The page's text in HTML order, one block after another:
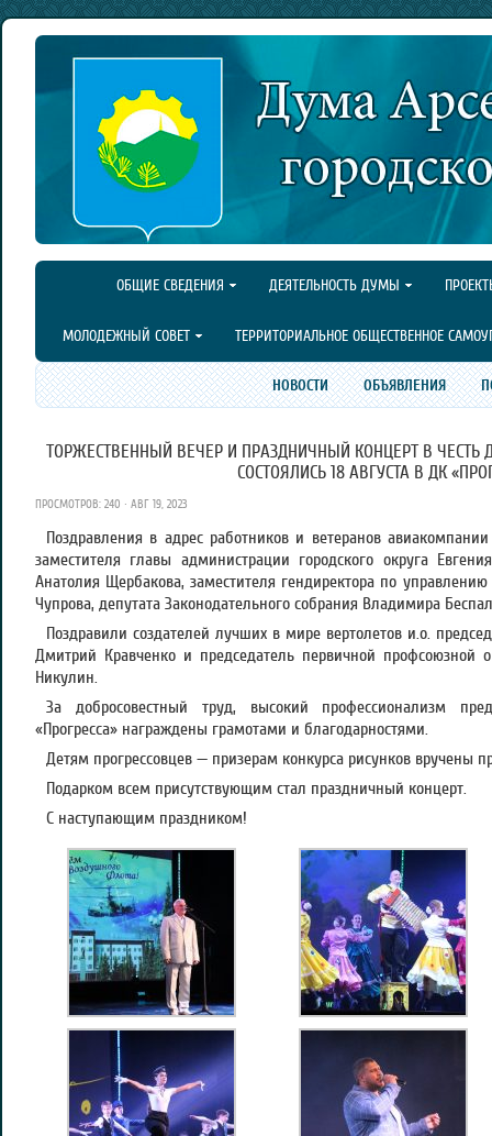
ОБЩИЕ СВЕДЕНИЯ ДЕЯТЕЛЬНОСТЬ ДУМЫ
МОЛОДЕЖНЫЙ СОВЕТ ТЕРРИТОРИАЛЬНОЕ ОБЩЕСТВЕННОЕ
НОВОСТИ ОБЪЯВЛЕНИЯ
ТОРЖЕСТВЕННЫЙ ВЕЧЕР И ПРАЗДНИЧНЫЙ КОНЦЕРТ В ЧЕСТЬ
СОСТОЯЛИСЬ 18 АВГУСТА В ДК
ПРОСМОТРОВ: 240 · АВГ 19, 2023
Поздравления в адрес работников и ветеранов
заместителя главы администрации городского округа
Анатолия Щербакова, заместителя гендиректора по
Чупрова, депутата Законодательного собрания Владимира
Поздравили создателей лучших в мире вертолетов и.о.
Дмитрий Кравченко и председатель первичной профсоюзной
Никулин.
За добросовестный труд, высокий профессионализм
«Прогресса» награждены грамотами и благодарностями.
Детям прогрессовцев — призерам конкурса рисунков вручены
Подарком всем присутствующим стал праздничный концерт.
С наступающим праздником!